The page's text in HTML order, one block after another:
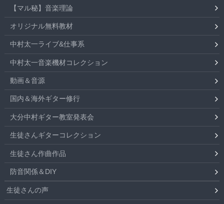
【マル秘】音楽理論
オリジナル無料教材
中村太一ライブ&仕事系
中村太一音楽機材コレクション
動画＆音源
国内＆海外ギター修行
大分中村ギター教室発表会
生徒さんギターコレクション
生徒さん作曲作品
防音関係＆DIY
生徒さんの声